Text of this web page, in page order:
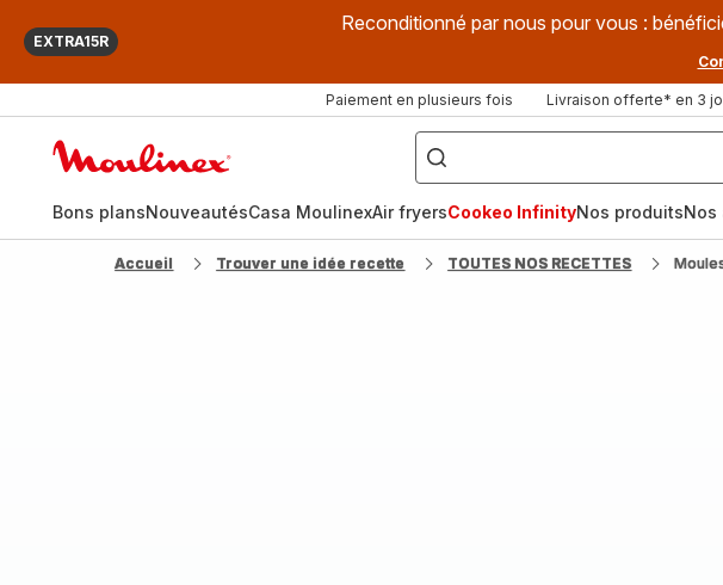
EXTRA15R
Reconditionné par nous pour vous :
Paiement en plusieurs fois Livraison offerte* en 3
["Que
recherchez-
vous
?",
fryer",
"Companion"]
Bons plansNouveautésCasa MoulinexAir fryersCookeo InfinityNos produitsNos
Accueil Trouver une idée recette TOUTES NOS RECETTES